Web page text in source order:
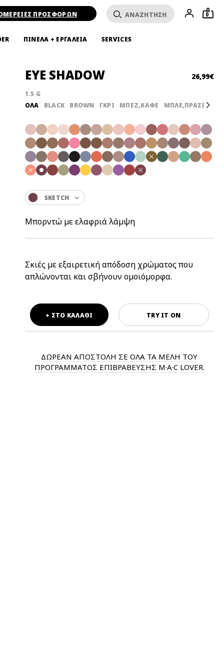
ΠΡΟΣΦΟΡΩΝ 0
ΠΙΝΕΛΑ + ΕΡΓΑΛΕΙΑ SERVICES
EYE SHADOW 26,99€
1.5 G
Σκιές με εξαιρετική απόδοση χρώματος που
απλώνονται και σβήνουν ομοιόμορφα.
ΌΛΑ BLACK BROWN ΓΚΡΙ ΜΠΕΖ,ΚΑΦΕ ΜΠΛΕ,ΠΡΑΣΙΝΟ
Next
SKETCH
Μπορντώ με ελαφριά λάμψη
TRY IT ON
+ ΣΤΟ ΚΑΛΑΘΙ
ΔΩΡΕΑΝ ΑΠΟΣΤΟΛΗ ΣΕ ΟΛΑ ΤΑ ΜΕΛΗ ΤΟΥ
ΠΡΟΓΡΑΜΜΑΤΟΣ ΕΠΙΒΡΑΒΕΥΣΗΣ M·A·C LOVER.